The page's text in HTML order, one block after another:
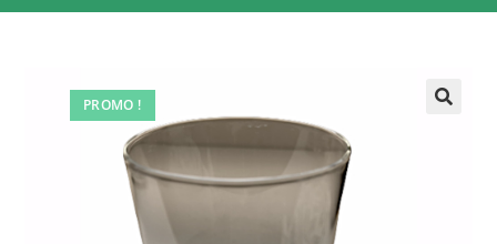
PROMO !